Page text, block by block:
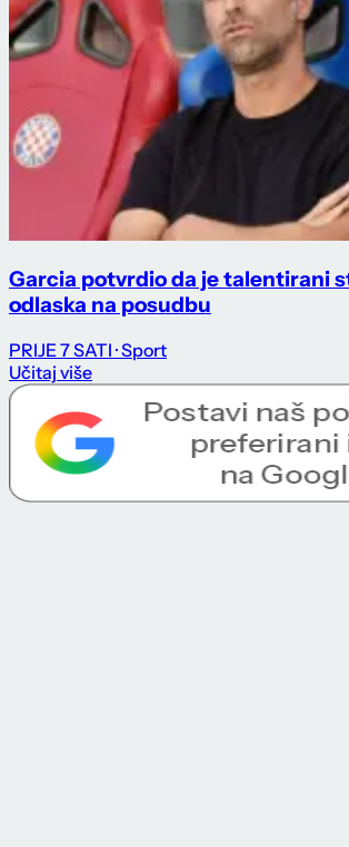
Garcia potvrdio da je talentirani
odlaska na posudbu
PRIJE 7 SATI · Sport
Učitaj više